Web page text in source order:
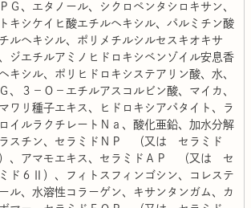
ＰＧ、エタノール、シクロペンタシロキサン、
キシケイヒ酸エチルヘキシル、パルミチン酸
ルヘキシル、ポリメチルシルセスキオキサ
ジエチルアミノヒドロキシベンゾイル安息香
キシル、ポリヒドロキシステアリン酸、水、
Ｇ、３－Ｏ－エチルアスコルビン酸、マイカ、
ワリ種子エキス、ヒドロキシアパタイト、ラ
イルラクチレートＮａ、酸化亜鉛、加水分解
スチン、セラミドＮＰ （又は セラミド
）、アマモエキス、セラミドＡＰ （又は セ
ド６Ⅱ）、フィトスフィンゴシン、コレステ
ル、水溶性コラーゲン、キサンタンガム、カ